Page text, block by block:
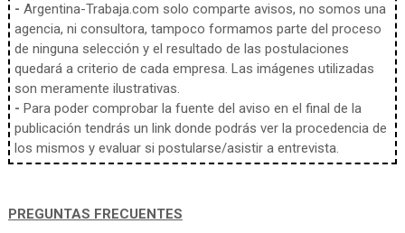
- Argentina-Trabaja.com solo comparte avisos, no somos una
agencia, ni consultora, tampoco formamos parte del proceso
de ninguna selección y el resultado de las postulaciones
quedará a criterio de cada empresa. Las imágenes utilizadas
son meramente ilustrativas.
- Para poder comprobar la fuente del aviso en el final de la
publicación tendrás un link donde podrás ver la procedencia de
los mismos y evaluar si postularse/asistir a entrevista.
PREGUNTAS FRECUENTES